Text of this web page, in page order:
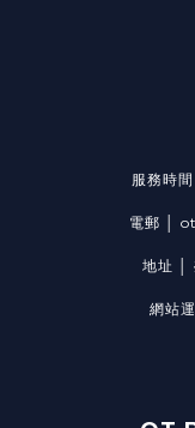
服務時
電郵 │
地址 │
網站